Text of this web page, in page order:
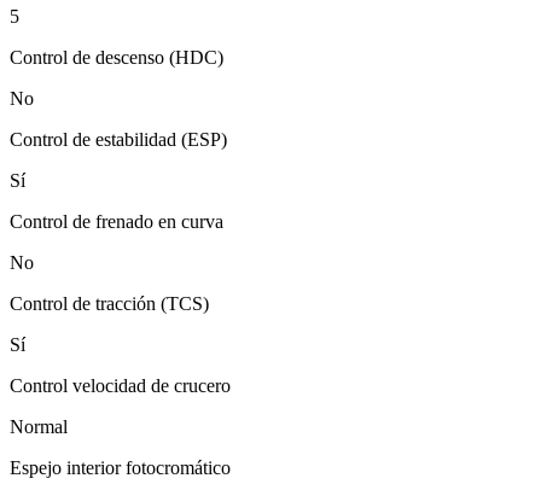
5
Control de descenso (HDC)
No
Control de estabilidad (ESP)
Sí
Control de frenado en curva
No
Control de tracción (TCS)
Sí
Control velocidad de crucero
Normal
Espejo interior fotocromático